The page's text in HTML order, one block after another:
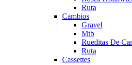
Ruta
Cambios
Gravel
Mtb
Rueditas De
Ruta
Cassettes